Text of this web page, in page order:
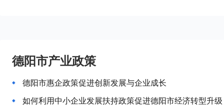
德阳市产业政策
德阳市惠企政策促进创新发展与企业成长
如何利用中小企业发展扶持政策促进德阳市经济转型升